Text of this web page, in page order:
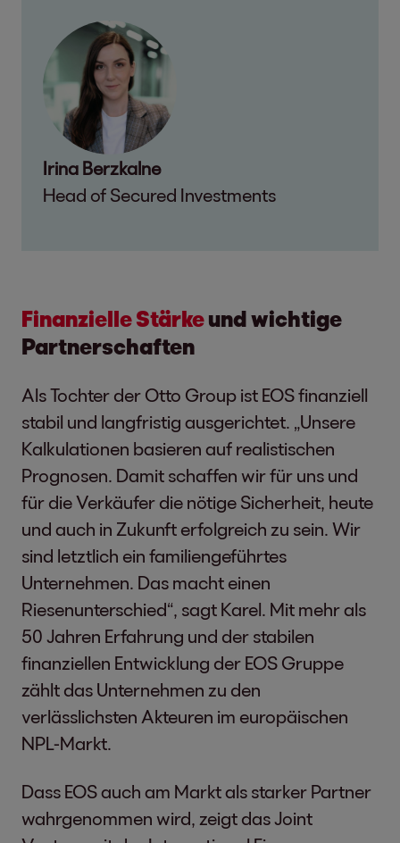
Irina Berzkalne
Head of Secured Investments
Finanzielle Stärkeund wichtige
Partnerschaften
Als Tochter der Otto Group ist EOS finanziell
stabil und langfristig ausgerichtet. „Unsere
Kalkulationen basieren auf realistischen
Prognosen. Damit schaffen wir für uns und
für die Verkäufer die nötige Sicherheit, heute
und auch in Zukunft erfolgreich zu sein. Wir
sind letztlich ein familiengeführtes
Unternehmen. Das macht einen
Riesenunterschied“, sagt Karel. Mit mehr als
50 Jahren Erfahrung und der stabilen
finanziellen Entwicklung der EOS Gruppe
zählt das Unternehmen zu den
verlässlichsten Akteuren im europäischen
NPL-Markt.
Dass EOS auch am Markt als starker Partner
wahrgenommen wird, zeigt das Joint